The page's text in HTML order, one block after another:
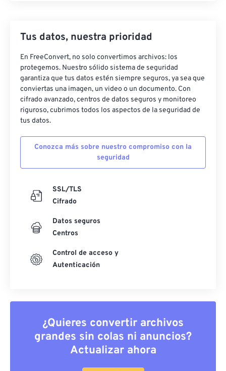
Tus datos, nuestra prioridad
En FreeConvert, no solo convertimos archivos: los
protegemos. Nuestro sólido sistema de seguridad
garantiza que tus datos estén siempre seguros, ya sea que
conviertas una imagen, un video o un documento. Con
cifrado avanzado, centros de datos seguros y monitoreo
riguroso, cubrimos todos los aspectos de la seguridad de
tus datos.
Conozca más sobre nuestro compromiso con la
seguridad
SSL/TLS
Cifrado
Datos seguros
Centros
Control de acceso y
Autenticación
¿Quieres convertir archivos
grandes sin colas ni anuncios?
Actualizar ahora